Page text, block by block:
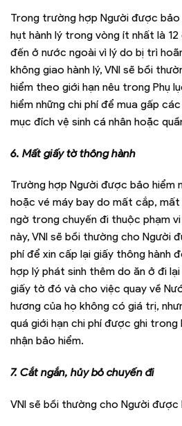
Trong trường hợp Người được
hụt hành lý trong vòng ít nhất là
đến ở nước ngoài vì lý do bị trì
không giao hành lý, VNI sẽ bồi
hiểm theo giới hạn nêu trong Phụ
hiểm những chi phí để mua gấp
mục đích vệ sinh cá nhân hoặc
6. Mất giấy tờ thông hành
Trường hợp Người được bảo hiểm
hoặc vé máy bay do mất cắp,
ngờ trong chuyến đi thuộc phạm
này, VNI sẽ bồi thường cho Người
phí để xin cấp lại giấy thông hành
hợp lý phát sinh thêm do ăn ở đi
giấy tờ đó và cho việc quay về
hương của họ không có giá trị,
quá giới hạn chi phí được ghi trong
nhận bảo hiểm.
7. Cắt ngắn, hủy bỏ chuyến đi
VNI sẽ bồi thường cho Người được